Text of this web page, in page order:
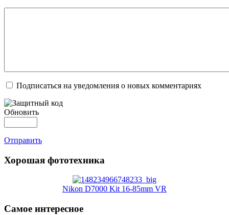
Подписаться на уведомления о новых комментариях
Обновить
Отправить
Хорошая фототехника
Nikon D7000 Kit 16-85mm VR
Самое интересное